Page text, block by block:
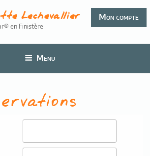
Lechevallier
en Finistère
Mon compte
Menu